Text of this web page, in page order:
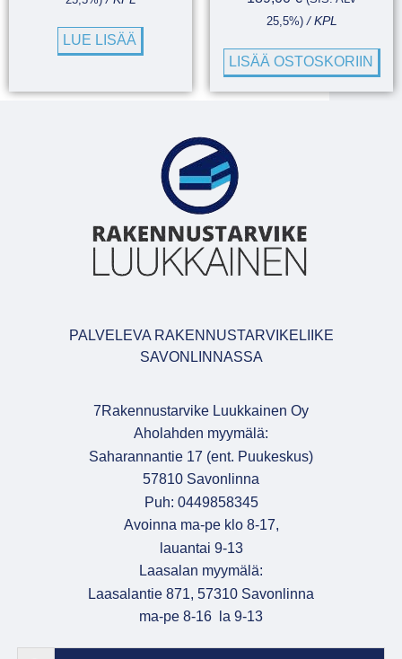
LUE LISÄÄ
25,5%)/ KPL
LISÄÄ OSTOSKORIIN
PALVELEVA RAKENNUSTARVIKELIIKE
SAVONLINNASSA
7Rakennustarvike Luukkainen Oy
Aholahden myymälä:
Saharannantie 17 (ent. Puukeskus)
57810 Savonlinna
Puh: 0449858345
Avoinna ma-pe klo 8-17,
lauantai 9-13
Laasalan myymälä:
Laasalantie 871, 57310 Savonlinna
ma-pe 8-16 la 9-13